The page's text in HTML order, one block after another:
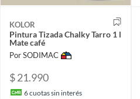
KOLOR
Pintura Tizada Chalky Tarro 1 l
Mate café
Por SODIMAC
$ 21.990
6cuotas sin interés